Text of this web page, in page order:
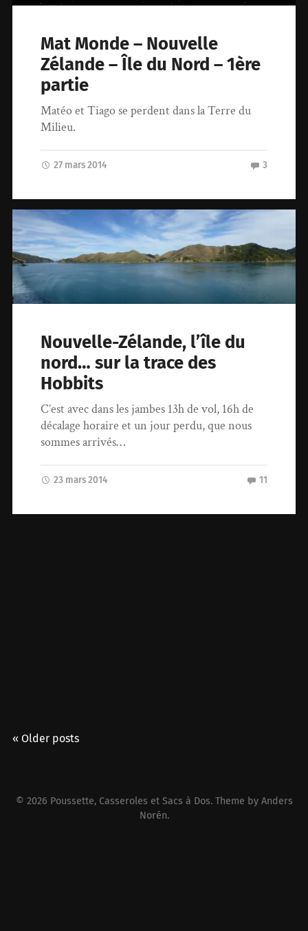
Mat Monde – Nouvelle
Zélande – Île du Nord – 1ère
partie
Matéo et Tiago se perdent dans la Terre du
Milieu.
27 mars 2014 3
Nouvelle-Zélande, l’île du
nord… sur la trace des
Hobbits
C’est avec dans les jambes 13h de vol, 16h de
décalage horaire et un jour perdu, que nous
sommes arrivés…
23 mars 2014 11
« Older posts
© 2026 Poussette, Casseroles et Sacs à Dos. Theme by Anders
Norén.